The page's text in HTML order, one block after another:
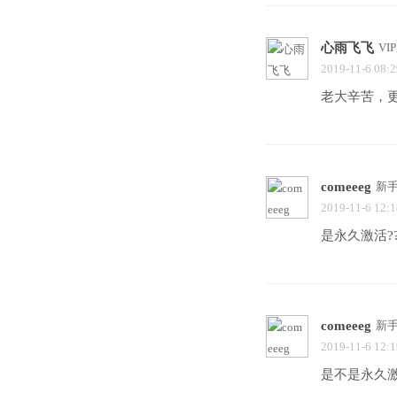
心雨飞飞
2019-11-6
老大辛苦，
comeeeg 新
2019-11-6
是永久激活
comeeeg 新
2019-11-6
是不是永久